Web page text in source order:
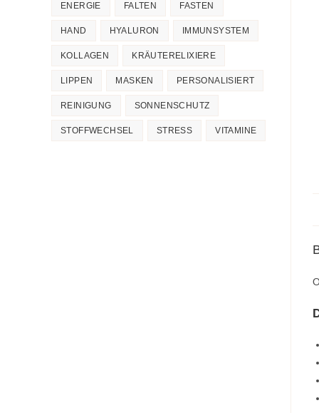
ENERGIE FALTEN FASTEN
HAND HYALURON IMMUNSYSTEM
KOLLAGEN KRÄUTERELIXIERE
LIPPEN MASKEN PERSONALISIERT
REINIGUNG SONNENSCHUTZ
STOFFWECHSEL STRESS VITAMINE